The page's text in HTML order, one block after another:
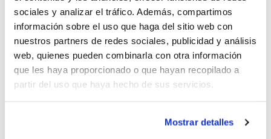
sociales y analizar el tráfico. Además, compartimos
información sobre el uso que haga del sitio web con
nuestros partners de redes sociales, publicidad y análisis
web, quienes pueden combinarla con otra información
que les haya proporcionado o que hayan recopilado a
partir del uso que haya hecho de sus servicios.
Mostrar detalles
Alquiler embarcaciones Mallorca
Alquiler de barcos en Puerto Portals
Alquiler de barcos con patrón en
Mallorca
Alquiler de barcos en el Club de Mar
Alquiler de barcos en Port de Soller